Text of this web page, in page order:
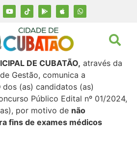
DE CUBATÃO, através da
Gestão, comunica a
dos (as) candidatos (as)
Público Edital nº 01/2024,
por motivo de não
fins de exames médicos